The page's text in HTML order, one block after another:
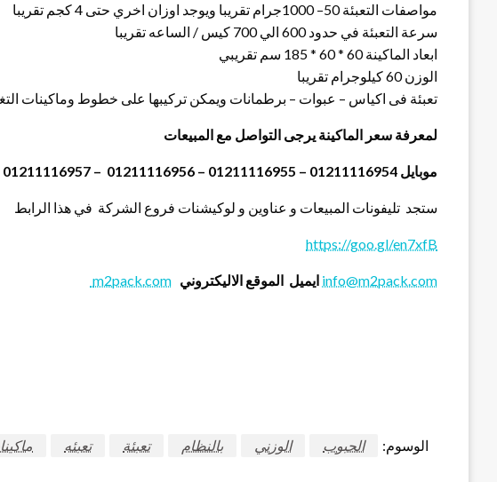
مواصفات التعبئة 50– 1000جرام تقريبا ويوجد اوزان اخري حتى 4 كجم تقريبا
سرعة التعبئة في حدود 600 الي 700 كيس / الساعه تقريبا
ابعاد الماكينة 60 * 60 * 185 سم تقريبي
الوزن 60 كيلوجرام تقريبا
تعبئة فى اكياس – عبوات – برطمانات ويمكن تركيبها على خطوط وماكينات
لمعرفة سعر الماكينة يرجى التواصل مع المبيعات
موبايل 01211116954 – 01211116955 – 01211116956 – 01211116957 – 01211116958
ستجد تليفونات المبيعات و عناوين و لوكيشنات فروع الشركة في هذا الرابط
https://goo.gl/en7xfB
info@m2pack.com ايميل الموقع الاليكتروني m2pack.com
الوسوم: الحبوب الوزني بالنظام تعبئة تعبئه